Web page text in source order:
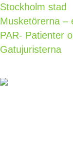
Stockholm stad
Musketörerna –
PAR- Patienter
Gatujuristerna